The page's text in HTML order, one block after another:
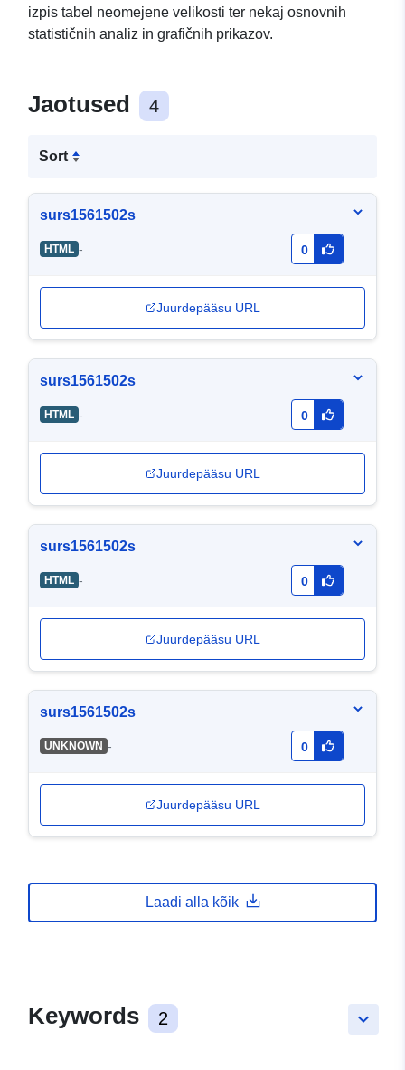
izpis tabel neomejene velikosti ter nekaj osnovnih
statističnih analiz in grafičnih prikazov.
Jaotused 4
Sort
surs1561502s
HTML - 0
Juurdepääsu URL
surs1561502s
HTML - 0
Juurdepääsu URL
surs1561502s
HTML - 0
Juurdepääsu URL
surs1561502s
UNKNOWN - 0
Juurdepääsu URL
Laadi alla kõik
keyboard_arrow_down
Keywords 2